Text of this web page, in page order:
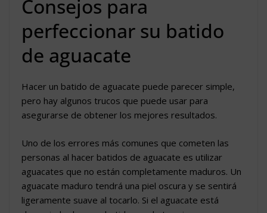
Consejos para
perfeccionar su batido
de aguacate
Hacer un batido de aguacate puede parecer simple,
pero hay algunos trucos que puede usar para
asegurarse de obtener los mejores resultados.
Uno de los errores más comunes que cometen las
personas al hacer batidos de aguacate es utilizar
aguacates que no están completamente maduros. Un
aguacate maduro tendrá una piel oscura y se sentirá
ligeramente suave al tocarlo. Si el aguacate está